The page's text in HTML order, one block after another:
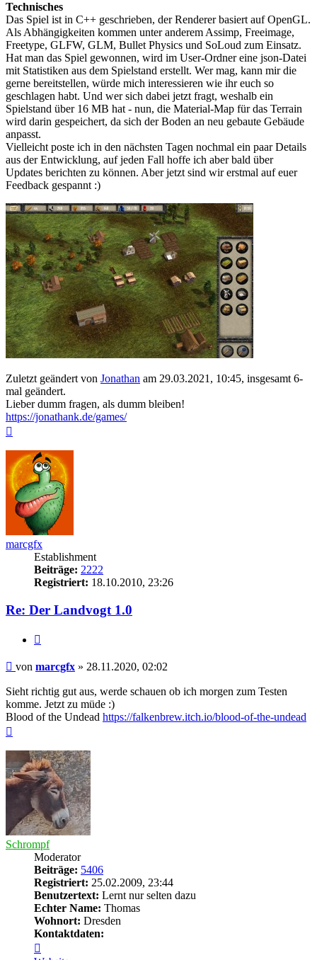
Technisches
Das Spiel ist in C++ geschrieben, der Renderer basiert auf OpenGL.
Als Abhängigkeiten kommen unter anderem Assimp, Freeimage,
Freetype, GLFW, GLM, Bullet Physics und SoLoud zum Einsatz.
Hat man das Spiel gewonnen, wird im User-Ordner eine json-Datei
mit Statistiken aus dem Spielstand erstellt. Wer mag, kann mir die
gerne bereitstellen, würde mich interessieren wie ihr euch so
geschlagen habt. Und wer sich dabei jetzt fragt, weshalb ein
Spielstand über 16 MB hat - nun, die Material-Map für das Terrain
wird darin gespeichert, da sich der Boden an neu gebaute Gebäude
anpasst.
Vielleicht poste ich in den nächsten Tagen nochmal ein paar Details
aus der Entwicklung, auf jeden Fall hoffe ich aber bald über
Updates berichten zu können. Aber jetzt sind wir erstmal auf euer
Feedback gespannt :)
Zuletzt geändert von Jonathan am 29.03.2021, 10:45, insgesamt 6-
mal geändert.
Lieber dumm fragen, als dumm bleiben!
https://jonathank.de/games/
marcgfx
Establishment
Beiträge: 2222
Registriert: 18.10.2010, 23:26
Re: Der Landvogt 1.0
Beitrag
von marcgfx » 28.11.2020, 02:02
Sieht richtig gut aus, werde schauen ob ich morgen zum Testen
komme. Jetzt zu müde :)
Blood of the Undead https://falkenbrew.itch.io/blood-of-the-undead
Schrompf
Moderator
Beiträge: 5406
Registriert: 25.02.2009, 23:44
Benutzertext: Lernt nur selten dazu
Echter Name: Thomas
Wohnort: Dresden
Kontaktdaten: